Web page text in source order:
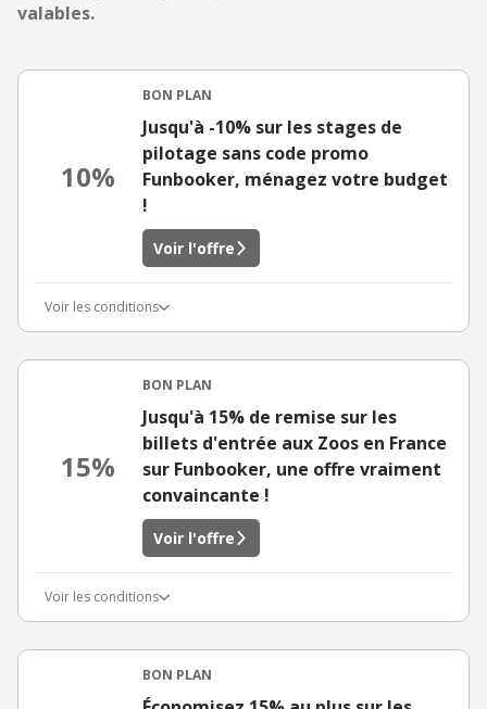
valables.
10%
BON PLAN
Jusqu'à -10% sur les stages de
pilotage sans code promo
Funbooker, ménagez votre budget
!
Voir l'offre
Voir les conditions
15%
BON PLAN
Jusqu'à 15% de remise sur les
billets d'entrée aux Zoos en France
sur Funbooker, une offre vraiment
convaincante !
Voir l'offre
Voir les conditions
BON PLAN